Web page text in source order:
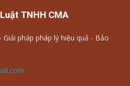
TNHH CMA
pháp pháp lý hiệu quả - Bảo